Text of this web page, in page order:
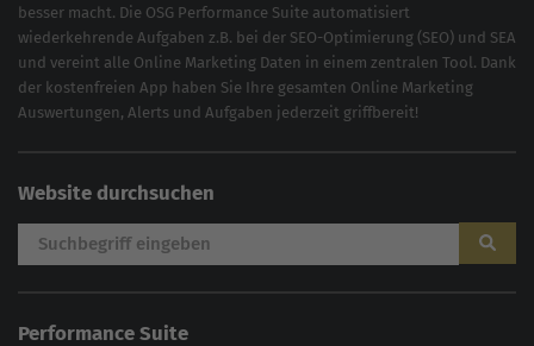
besser macht. Die OSG Performance Suite automatisiert
wiederkehrende Aufgaben z.B. bei der SEO-Optimierung (SEO) und SEA
und vereint alle Online Marketing Daten in einem zentralen Tool. Dank
der kostenfreien App haben Sie Ihre gesamten Online Marketing
Auswertungen, Alerts und Aufgaben jederzeit griffbereit!
Website durchsuchen
Performance Suite